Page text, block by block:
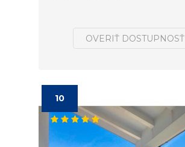
OVERIŤ DOSTUPNOSŤ
10